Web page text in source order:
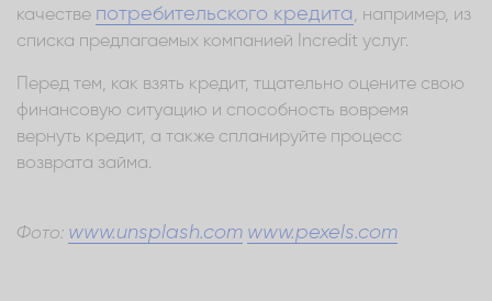
качестве потребительского кредита, например, из
списка предлагаемых компанией Incredit услуг.
Перед тем, как взять кредит, тщательно оцените свою
финансовую ситуацию и способность вовремя
вернуть кредит, а также спланируйте процесс
возврата займа.
Фото: www.unsplash.com www.pexels.com